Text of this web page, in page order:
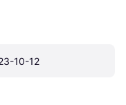
10-12